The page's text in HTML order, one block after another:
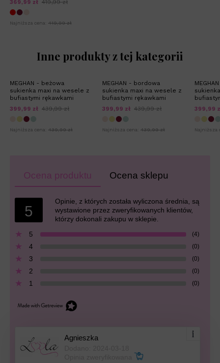
369,99 zł 419,99 zł
Najniższa cena: 419,99 zł
Inne produkty z tej kategorii
MEGHAN - beżowa
sukienka maxi na wesele z
bufiastymi rękawkami
399,99 zł 439,99 zł
Najniższa cena: 439,99 zł
MEGHAN - bordowa
sukienka maxi na wesele z
bufiastymi rękawkami
399,99 zł 439,99 zł
Najniższa cena: 439,99 zł
399,99
Najniższa
Ocena produktu Ocena sklepu
5
Opinie, z których została wyliczona średnia, są
wystawione przez zweryfikowanych klientów,
którzy dokonali zakupu w sklepie.
5
(4)
4 (0)
3 (0)
2 (0)
1 (0)
Agnieszka